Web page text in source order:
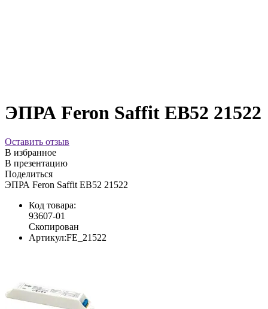
ЭПРА Feron Saffit EB52 21522
Оставить отзыв
В избранное
В презентацию
Поделиться
ЭПРА Feron Saffit EB52 21522
Код товара:
93607-01
Скопирован
Артикул:FE_21522